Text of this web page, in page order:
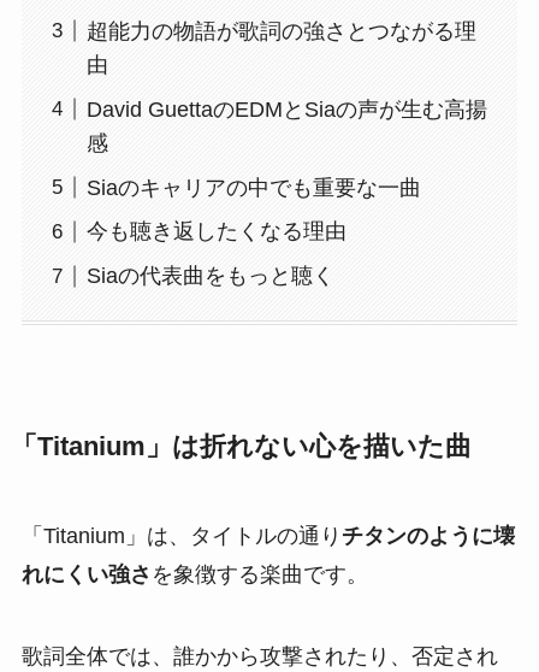
超能力の物語が歌詞の強さとつながる理
由
David GuettaのEDMとSiaの声が生む高揚
感
Siaのキャリアの中でも重要な一曲
今も聴き返したくなる理由
Siaの代表曲をもっと聴く
「Titanium」は折れない心を描いた曲
「Titanium」は、タイトルの通り チタンのように壊
れにくい強さ を象徴する楽曲です。
歌詞全体では、誰かから攻撃されたり、否定され